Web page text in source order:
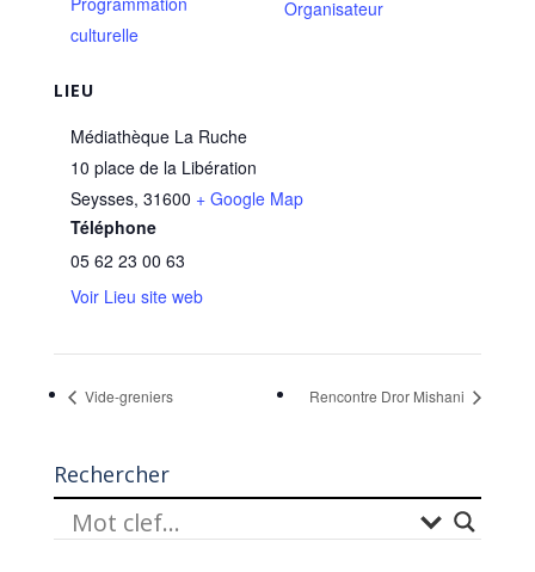
culturelle
LIEU
Médiathèque La Ruche
10 place de la Libération
Seysses, 31600 + Google Map
Téléphone
05 62 23 00 63
Voir Lieu site web
Organisateur
Vide-greniers Rencontre Dror Mishani
Rechercher